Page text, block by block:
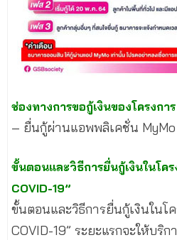
ช่องทางการขอกู้เงินของโครงกา
– ยื่นกู้ผ่านแอพพลิเคชั่น MyMo
ขั้นตอนและวิธีการยื่นกู้เงินในโคร
COVID-19”
ขั้นตอนและวิธีการยื่นกู้เงินในโ
COVID-19” ระยะแรกจะให้บริ